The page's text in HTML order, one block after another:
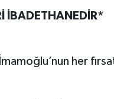
İBADETHANEDİR*
her